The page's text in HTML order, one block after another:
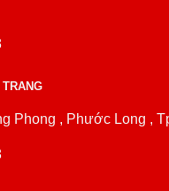
Phong , Phước Long ,